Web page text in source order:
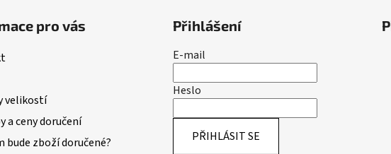
ý
p
i
s
pro vás
velikostí
a ceny doručení
bude zboží doručené?
Přihlášení
E-mail
Heslo
PŘIHLÁSIT SE